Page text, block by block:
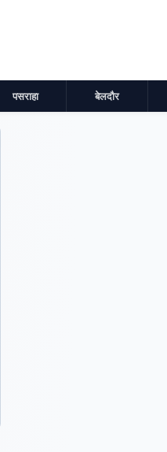
पसराहा बेलदौर